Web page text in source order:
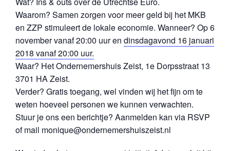
Waarom? Samen zorgen voor meer geld bij het MKB
en ZZP stimuleert de lokale economie. Wanneer? Op 6
november vanaf 20:00 uur en dinsdagavond 16 januari
2018 vanaf 20:00 uur.
Waar? Het Ondernemershuis Zeist, 1e Dorpsstraat 13
3701 HA Zeist.
Verder? Gratis toegang, wel vinden wij het fijn om te
weten hoeveel personen we kunnen verwachten.
Stuur je ons een berichtje? Aanmelden kan via RSVP
of mail monique@ondernemershuiszeist.nl